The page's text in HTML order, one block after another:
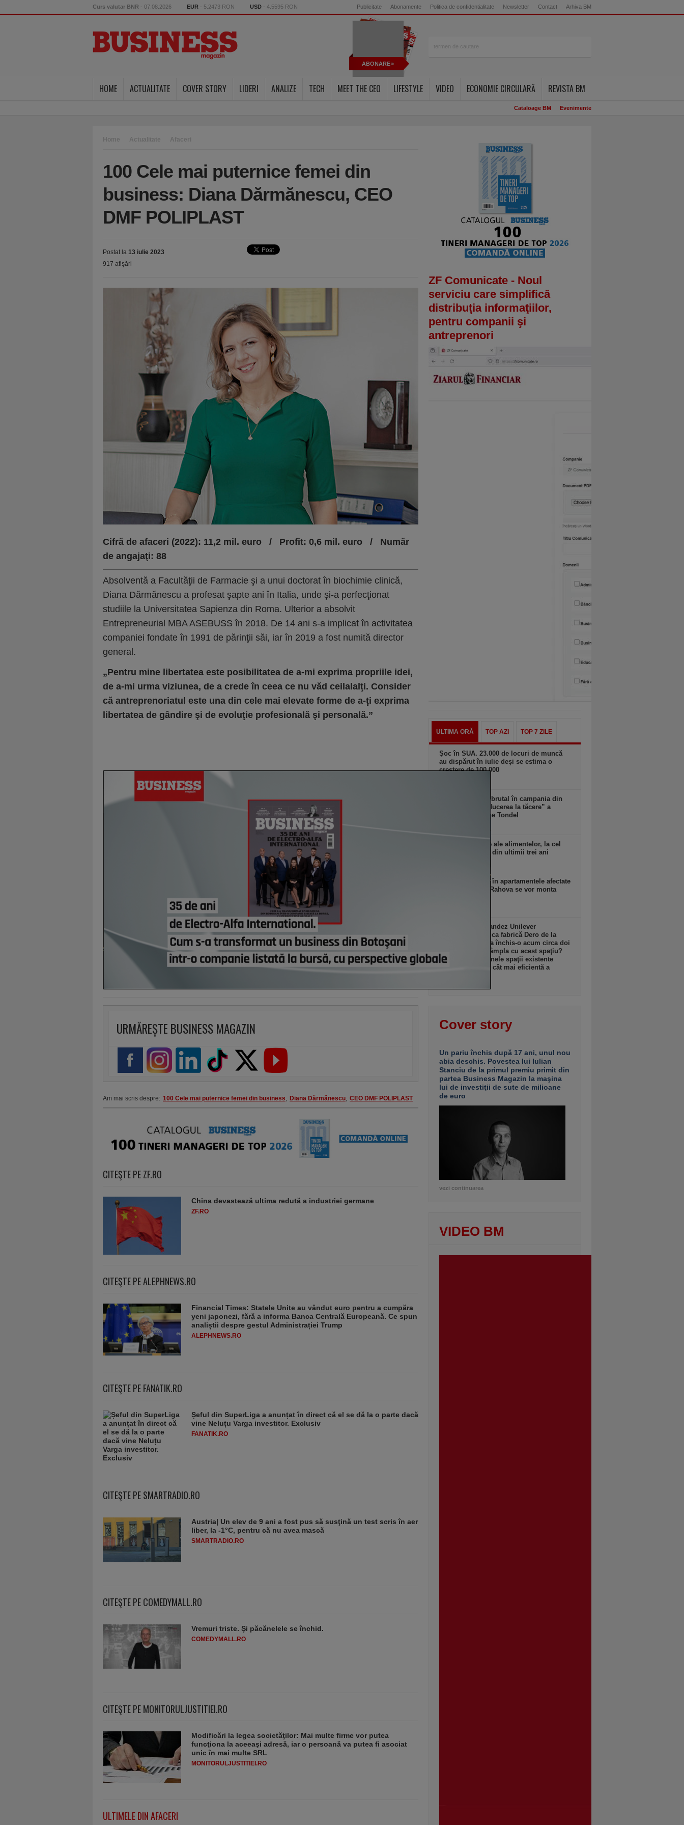
Curs valutar BNR - 07.08.2026 EUR - 5.2473 RON USD - 4.5595 RON Publicitate Abonamente Politica de confidentialitate Newsletter Contact Arhiva BM
ABONARE
HOME ACTUALITATE COVER STORY LIDERI ANALIZE TECH MEET THE CEO LIFESTYLE VIDEO ECONOMIE CIRCULARĂ REVISTA BM
Cataloage BM Evenimente
Home Actualitate Afaceri
100 Cele mai puternice femei din
business: Diana Dărmănescu, CEO
DMF POLIPLAST
Postat la 13 iulie 2023
917 afişări
Cifră de afaceri (2022): 11,2 mil. euro / Profit: 0,6 mil. euro / Număr
de angajaţi: 88
Absolventă a Facultăţii de Farmacie şi a unui doctorat în biochimie clinică,
Diana Dărmănescu a profesat şapte ani în Italia, unde şi-a perfecţionat
studiile la Universitatea Sapienza din Roma. Ulterior a absolvit
Entrepreneurial MBA ASEBUSS în 2018. De 14 ani s-a implicat în activitatea
companiei fondate în 1991 de părinţii săi, iar în 2019 a fost numită director
general.
„Pentru mine libertatea este posibilitatea de a-mi exprima propriile idei,
de a-mi urma viziunea, de a crede în ceea ce nu văd ceilalalţi. Consider
că antreprenoriatul este una din cele mai elevate forme de a-ţi exprima
libertatea de gândire şi de evoluţie profesională şi personală.”
URMĂREȘTE BUSINESS MAGAZIN
Am mai scris despre: 100 Cele mai puternice femei din business, Diana Dărmănescu, CEO DMF POLIPLAST
CITEŞTE PE ZF.RO
China devastează ultima redută a industriei germane
ZF.RO
CITEŞTE PE ALEPHNEWS.RO
Financial Times: Statele Unite au vândut euro pentru a cumpăra
yeni japonezi, fără a informa Banca Centrală Europeană. Ce spun
analiștii despre gestul Administrației Trump
ALEPHNEWS.RO
CITEŞTE PE FANATIK.RO
Șeful din SuperLiga a anunțat în direct că el se dă la o parte dacă
vine Neluțu Varga investitor. Exclusiv
FANATIK.RO
CITEŞTE PE SMARTRADIO.RO
Austria| Un elev de 9 ani a fost pus să susţină un test scris în aer
liber, la -1°C, pentru că nu avea mască
SMARTRADIO.RO
CITEŞTE PE COMEDYMALL.RO
Vremuri triste. Şi păcănelele se închid.
COMEDYMALL.RO
CITEŞTE PE MONITORULJUSTITIEI.RO
Modificări la legea societăţilor: Mai multe firme vor putea
funcţiona la aceeaşi adresă, iar o persoană va putea fi asociat
unic în mai multe SRL
MONITORULJUSTITIEI.RO
ULTIMELE DIN AFACERI
ZF Comunicate - Noul
serviciu care simplifică
distribuţia informaţiilor,
pentru companii şi
antreprenori
ULTIMA ORĂ TOP AZI TOP 7 ZILE
Şoc în SUA. 23.000 de locuri de muncă
au dispărut în iulie deşi se estima o
creştere de 100.000
Elon Musk intră brutal în campania din
Franţa: cere „reducerea la tăcere” a
candidatei Marine Tondel
Preţurile globale ale alimentelor, la cel
mai ridicat nivel din ultimii trei ani
Ciucu anunţă că în apartamentele afectate
de explozia din Rahova se vor monta
Grupul anglo-olandez Unilever
demolează istorica fabrică Dero de la
Ploieşti pe care a închis-o acum circa doi
ani. Ce se va întâmpla cu acest spaţiu?
“Reorganizăm unele spaţii existente
pentru utilizarea cât mai eficientă a
Cover story
Un pariu închis după 17 ani, unul nou
abia deschis. Povestea lui Iulian
Stanciu de la primul premiu primit din
partea Business Magazin la maşina
lui de investiţii de sute de milioane
de euro
vezi continuarea
VIDEO BM